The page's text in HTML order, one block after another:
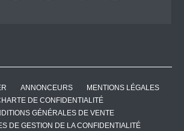
ANNONCEURS
MENTIONS LÉGALES
DE CONFIDENTIALITÉ
GÉNÉRALES DE VENTE
DE GESTION DE LA CONFIDENTIALITÉ